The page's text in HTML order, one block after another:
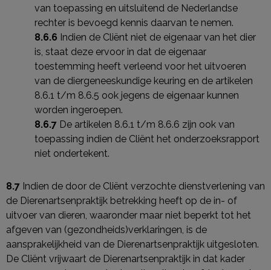
van toepassing en uitsluitend de Nederlandse
rechter is bevoegd kennis daarvan te nemen.
8.6.6 Indien de Cliënt niet de eigenaar van het dier
is, staat deze ervoor in dat de eigenaar
toestemming heeft verleend voor het uitvoeren
van de diergeneeskundige keuring en de artikelen
8.6.1 t/m 8.6.5 ook jegens de eigenaar kunnen
worden ingeroepen.
8.6.7 De artikelen 8.6.1 t/m 8.6.6 zijn ook van
toepassing indien de Cliënt het onderzoeksrapport
niet ondertekent.
8.7 Indien de door de Cliënt verzochte dienstverlening van
de Dierenartsenpraktijk betrekking heeft op de in- of
uitvoer van dieren, waaronder maar niet beperkt tot het
afgeven van (gezondheids)verklaringen, is de
aansprakelijkheid van de Dierenartsenpraktijk uitgesloten.
De Cliënt vrijwaart de Dierenartsenpraktijk in dat kader